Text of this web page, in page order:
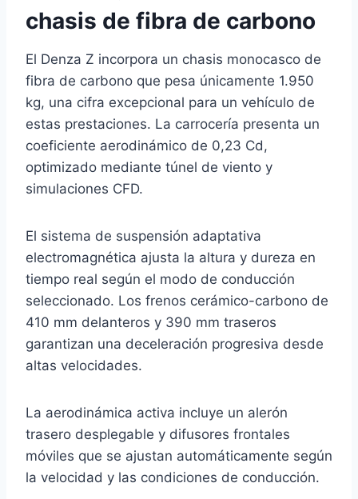
chasis de fibra de carbono
El Denza Z incorpora un chasis monocasco de
fibra de carbono que pesa únicamente 1.950
kg, una cifra excepcional para un vehículo de
estas prestaciones. La carrocería presenta un
coeficiente aerodinámico de 0,23 Cd,
optimizado mediante túnel de viento y
simulaciones CFD.
El sistema de suspensión adaptativa
electromagnética ajusta la altura y dureza en
tiempo real según el modo de conducción
seleccionado. Los frenos cerámico-carbono de
410 mm delanteros y 390 mm traseros
garantizan una deceleración progresiva desde
altas velocidades.
La aerodinámica activa incluye un alerón
trasero desplegable y difusores frontales
móviles que se ajustan automáticamente según
la velocidad y las condiciones de conducción.